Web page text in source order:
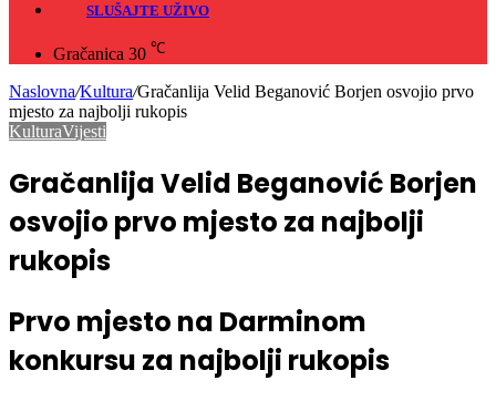
SLUŠAJTE UŽIVO
Gračanica 30 ℃
Naslovna/Kultura/Gračanlija Velid Beganović Borjen osvojio prvo
mjesto za najbolji rukopis
KulturaVijesti
Gračanlija Velid Beganović Borjen
osvojio prvo mjesto za najbolji
rukopis
Prvo mjesto na Darminom
konkursu za najbolji rukopis